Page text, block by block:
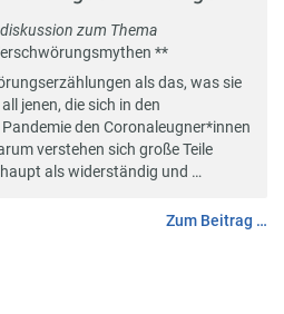
zum Thema
**
als das, was sie
jenen, die sich in den
den Coronaleugner*innen
verstehen sich große Teile
als widerständig und …
Zum Beitrag …